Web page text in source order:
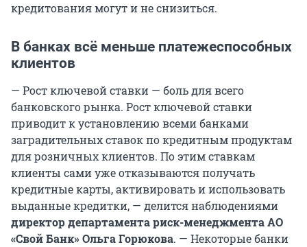
кредитования могут и не снизиться.
В банках всё меньше платежеспособных
клиентов
— Рост ключевой ставки — боль для всего
банковского рынка. Рост ключевой ставки
приводит к установлению всеми банками
заградительных ставок по кредитным продуктам
для розничных клиентов. По этим ставкам
клиенты сами уже отказываются получать
кредитные карты, активировать и использовать
выданные кредитки, — делится наблюдениями
директор департамента риск-менеджмента АО
«Свой Банк» Ольга Горюкова. — Некоторые банки